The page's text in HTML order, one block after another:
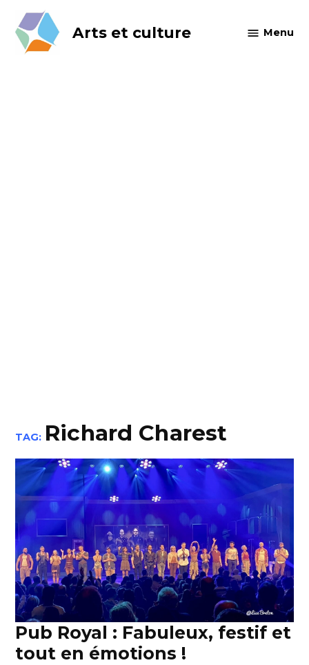
content
Arts et culture Menu
TAG: Richard Charest
Pub Royal : Fabuleux, festif et
tout en émotions !